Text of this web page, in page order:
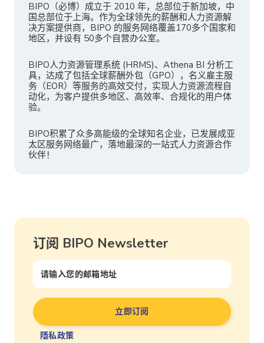
BIPO（必博）成立于 2010 年，总部位于新加坡，中
国总部位于上海。作为全球领先的薪酬和人力资源解
决方案提供商，BIPO 的服务网络覆盖170多个国家和
地区，并设有 50多个自营办公室。
BIPO人力资源管理系统 (HRMS)、Athena BI 分析工
具，达成了包括全球薪酬外包（GPO），名义雇主服
务（EOR）等服务的高效交付，实现人力资源流程自
动化，为客户提供多地区、高效率、合规化的用户体
验。
BIPO积累了众多高能级的全球知名企业，已发展成亚
太区服务网络最广，落地最深的一站式人力资源合作
伙伴！
订阅 BIPO Newsletter
隱私政策